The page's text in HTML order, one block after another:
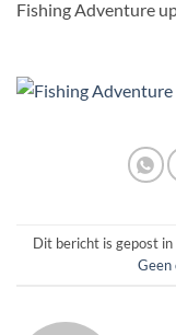
Fishing Adventure
Dit bericht is gepost in
Geen